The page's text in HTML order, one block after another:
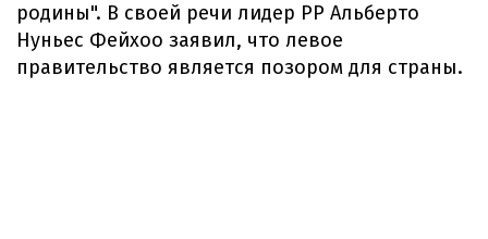
родины". В своей речи лидер PP Альберто
Нуньес Фейхоо заявил, что левое
правительство является позором для страны.